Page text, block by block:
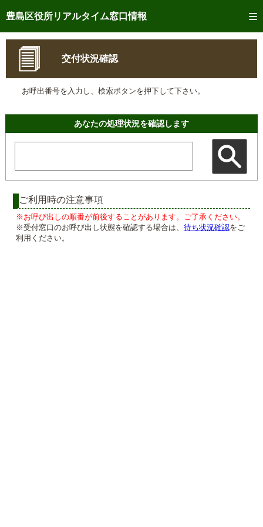
豊島区役所リアルタイム窓口情報
トップページへ
ご利用方法
事前予約
予約状況確認
リアルタイム窓口混雑状況
メール通知登録
混雑予想カレンダー
交付状況確認
お呼出番号を入力し、検索ボタンを押下して下さい。
あなたの処理状況を確認します
ご利用時の注意事項
※お呼び出しの順番が前後することがあります。ご了承ください。
※受付窓口のお呼び出し状態を確認する場合は、 待ち状況確認をご
利用ください。